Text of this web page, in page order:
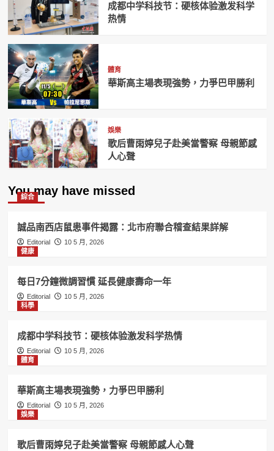
成都中学科技节：硬核体验激发科学
热情
體育
華斯高主場表現強勢，力爭巴甲勝利
娛樂
歌后曹雨婷兒子赴美當警察 母親節感
人心聲
You may have missed
綜合
誠品南西店鼠患事件揭露：北市府聯合稽查結果詳解
Editorial
10 5 月, 2026
健康
每日7分鐘微調習慣 延長健康壽命一年
Editorial
10 5 月, 2026
科學
成都中学科技节：硬核体验激发科学热情
Editorial
10 5 月, 2026
體育
華斯高主場表現強勢，力爭巴甲勝利
Editorial
10 5 月, 2026
娛樂
歌后曹雨婷兒子赴美當警察 母親節感人心聲